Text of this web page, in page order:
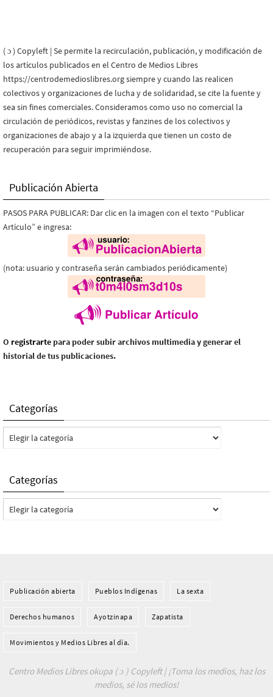
( ɔ ) Copyleft | Se permite la recirculación, publicación, y modificación de
los artículos publicados en el Centro de Medios Libres
https://centrodemedioslibres.org siempre y cuando las realicen
colectivos y organizaciones de lucha y de solidaridad, se cite la fuente y
sea sin fines comerciales. Consideramos como uso no comercial la
circulación de periódicos, revistas y fanzines de los colectivos y
organizaciones de abajo y a la izquierda que tienen un costo de
recuperación para seguir imprimiéndose.
Publicación Abierta
PASOS PARA PUBLICAR: Dar clic en la imagen con el texto “Publicar
Artículo” e ingresa:
(nota: usuario y contraseña serán cambiados periódicamente)
O registrarte para poder subir archivos multimedia y generar el
historial de tus publicaciones.
Categorías
Categorías
Categorías
Categorías
Publicación abierta Pueblos Indí­genas La sexta
Derechos humanos Ayotzinapa Zapatista
Movimientos y Medios Libres al día.
Centro Medios Libres okupa ( ɔ ) Copyleft | ¡Toma los medios, haz los
medios, sé los medios!